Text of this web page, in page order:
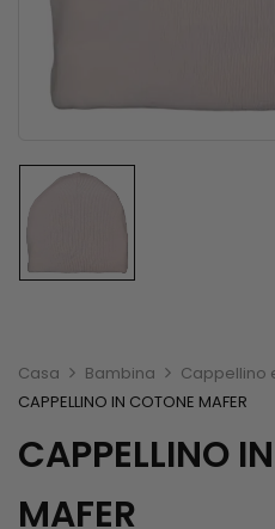
Casa Bambina
Cappellino
CAPPELLINO IN COTONE MAFER
CAPPELLINO
MAFER